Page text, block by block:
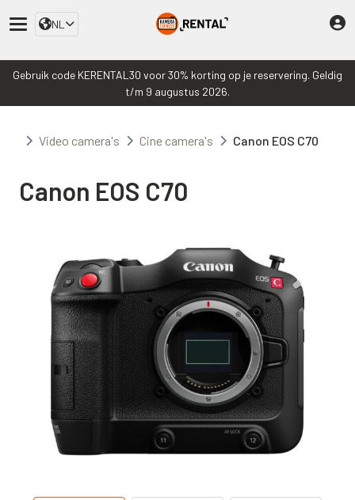
NL
Gebruik code KERENTAL30 voor 30% korting op je reservering. Geldig
t/m 9 augustus 2026.
Video camera's Cine camera's Canon EOS C70
Canon EOS C70